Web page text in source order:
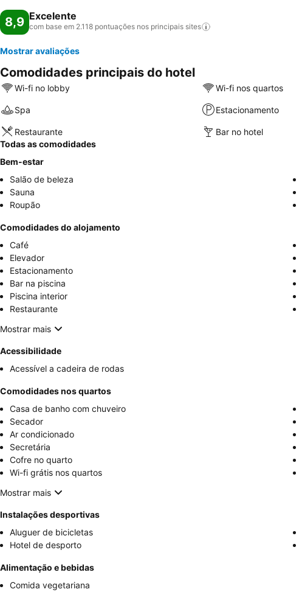
8,9 Excelente
com base em 2.118 pontuações nos principais sites
Mostrar avaliações
Comodidades principais do hotel
Wi-fi no lobby Wi-fi nos quartos
Spa Estacionamento
Restaurante Bar no hotel
Todas as comodidades
Bem-estar
Salão de beleza
Sauna
Roupão
Comodidades do alojamento
Café
Elevador
Estacionamento
Bar na piscina
Piscina interior
Restaurante
Mostrar mais
Acessibilidade
Acessível a cadeira de rodas
Comodidades nos quartos
Casa de banho com chuveiro
Secador
Ar condicionado
Secretária
Cofre no quarto
Wi-fi grátis nos quartos
Mostrar mais
Instalações desportivas
Aluguer de bicicletas
Hotel de desporto
Alimentação e bebidas
Comida vegetariana